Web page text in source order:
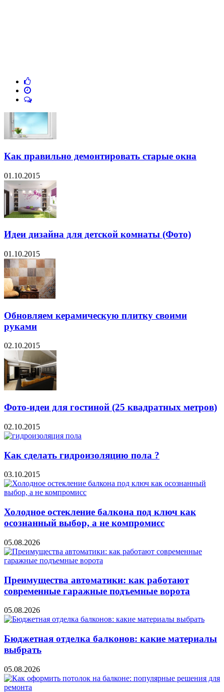
Как правильно демонтировать старые окна
01.10.2015
Идеи дизайна для детской комнаты (Фото)
01.10.2015
Обновляем керамическую плитку своими
руками
02.10.2015
Фото-идеи для гостиной (25 квадратных метров)
02.10.2015
Как сделать гидроизоляцию пола ?
03.10.2015
Холодное остекление балкона под ключ как
осознанный выбор, а не компромисс
05.08.2026
Преимущества автоматики: как работают
современные гаражные подъемные ворота
05.08.2026
Бюджетная отделка балконов: какие материалы
выбрать
05.08.2026